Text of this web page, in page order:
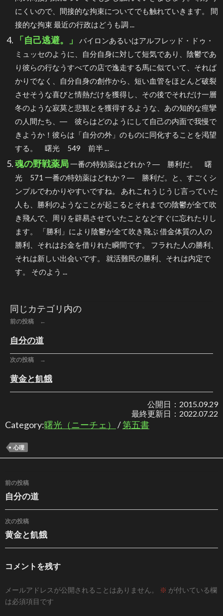
にくいので、間接的な拘束についてでも触れていきます。 間
接的な拘束 最近の行政はどうも調 ...
「自己逃避。」
バイロンあるいはアルフレッド・ドゥ・
ミュッセのように、自分自身に対して短気であり、陰鬱であ
り彼らの行なうすべての店で逸走する馬に似ていて、それば
かりでなく、自分自身の創作から、短い血管をほとんど破裂
させそうな喜びと情熱だけを獲得し、その後でそれだけ一層
冬のような寂莫と悲観とを獲得するような、あの知的な痙攣
の人間たち、― 彼らはどのようにして自己の内面で我慢で
きようか！彼らは「自分の外」のものに同化することを渇望
する。 曙光 549 前半 ...
魂の野戦薬局一番の特効薬はどれか？― 勝利だ。 曙
光 571 一番の特効薬はどれか？― 勝利だ。と、すごくシ
ンプルでわかりやすいですね。 あれこれうじうじ言っていた
人も、勝利のようなことが起こるとそれまでの陰鬱が全て吹
き飛んで、周りを辟易させていたことなどすぐに忘れたりし
ます。 「勝利」により陰鬱が全て吹き飛ぶ 借金体質の人の
勝利、それはお金を借りれた瞬間です。 フラれた人の勝利、
それは新しい出会いです。 就活難民の勝利、それは内定で
す。 そのよう ...
同じカテゴリ内の
前の投稿 ←
自分の道
次の投稿 →
黄金と飢餓
公開日： 2015.09.29
最終更新日： 2022.07.22
Category:曙光（ニーチェ） /第五書
心理
投稿ナビゲーション
前の投稿
自分の道
次の投稿
黄金と飢餓
コメントを残す
メールアドレスが公開されることはありません。 ※ が付いている欄
は必須項目です